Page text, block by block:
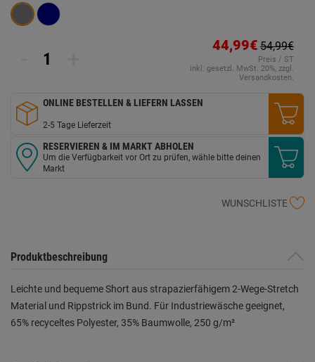
44,99€ 54,99€
Preis / ST
inkl. gesetzl. MwSt. 20%, zzgl.
Versandkosten.
ONLINE BESTELLEN & LIEFERN LASSEN
2-5 Tage Lieferzeit
RESERVIEREN & IM MARKT ABHOLEN
Um die Verfügbarkeit vor Ort zu prüfen, wähle bitte deinen
Markt
WUNSCHLISTE
Produktbeschreibung
Leichte und bequeme Short aus strapazierfähigem 2-Wege-Stretch
Material und Rippstrick im Bund. Für Industriewäsche geeignet,
65% recyceltes Polyester, 35% Baumwolle, 250 g/m²